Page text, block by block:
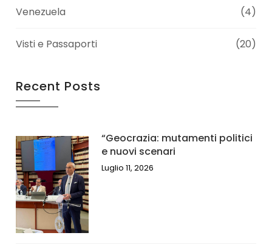
Venezuela (4)
Visti e Passaporti (20)
Recent Posts
“Geocrazia: mutamenti politici
e nuovi scenari
Luglio 11, 2026